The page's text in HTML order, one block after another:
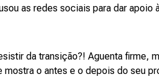
as redes sociais para dar
da transição?! Aguenta firme,
mostra o antes e o depois do seu